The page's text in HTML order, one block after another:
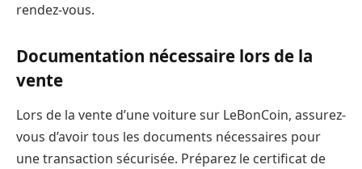
rendez-vous.
Documentation nécessaire lors de la
vente
Lors de la vente d’une voiture sur LeBonCoin, assurez-
vous d’avoir tous les documents nécessaires pour
une transaction sécurisée. Préparez le certificat de